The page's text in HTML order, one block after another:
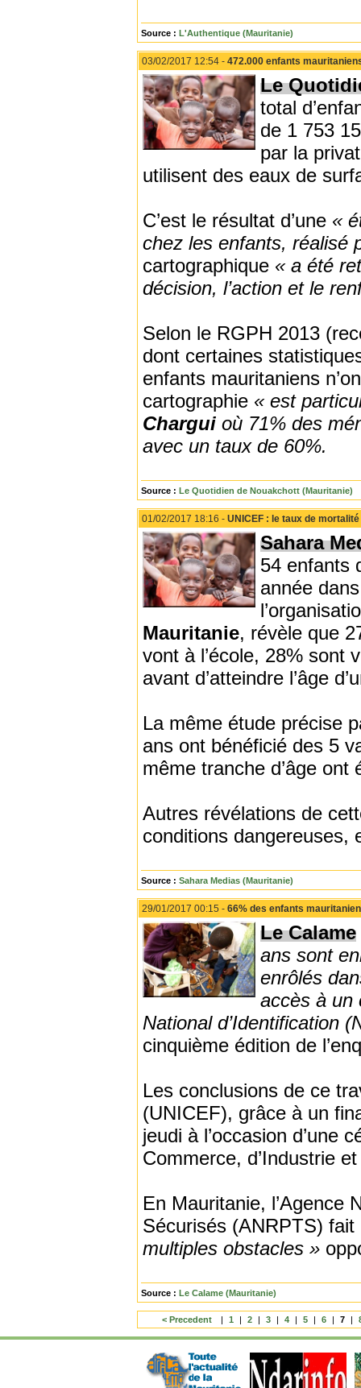
Source : L'Authentique (Mauritanie)
03/02/2017 12:54 - 472.000 enfants
Le
total
de 1 753
par la
utilisent des eaux de
C’est le résultat d’une «
chez les enfants, réalisé
cartographique « a été
décision, l’action et le
Selon le RGPH 2013
dont certaines
enfants mauritaniens
cartographie « est
Chargui où 71% des
avec un taux de 60%.
Source : Le Quotidien de Nouakchott (Mauritanie)
01/02/2017 18:16 - UNICEF : le taux de
Sahara
54 enfants
année
Mauritanie, révèle que
vont à l’école, 28% sont
avant d’atteindre l’âge
La même étude précise
ans ont bénéficié des 5
même tranche d’âge
Autres révélations de
conditions dangereuses,
Source : Sahara Medias (Mauritanie)
29/01/2017 00:15 - 66% des enfants
Le Calame
ans sont
enrôlés
accès à un
National d’Identification
cinquième édition de
Les conclusions de ce
(UNICEF), grâce à un
jeudi à l’occasion d’une
Commerce, d’Industrie
En Mauritanie, l’Agence
Sécurisés (ANRPTS) fait
multiples obstacles »
Source : Le Calame (Mauritanie)
< Precedent | 1 | 2 | 3 | 4 | 5 | 6 | 7 |